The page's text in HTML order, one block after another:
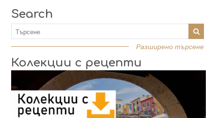
Search
Разширено търсене
Колекции с рецепти